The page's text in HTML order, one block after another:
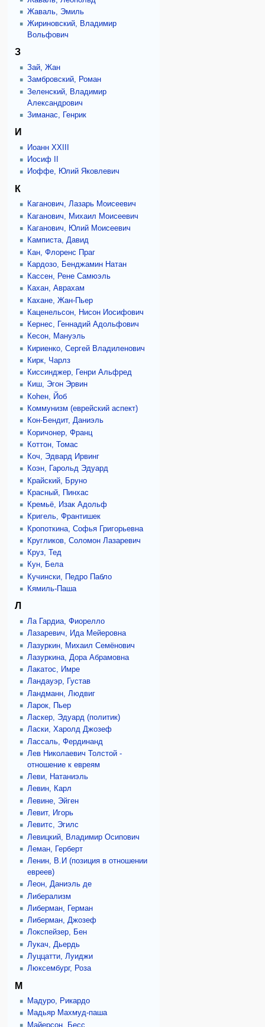
Жаваль, Эмиль
Жириновский, Владимир
Вольфович
З
Зай, Жан
Замбровский, Роман
Зеленский, Владимир
Александрович
Зиманас, Генрик
И
Иоанн XXIII
Иосиф II
Иоффе, Юлий Яковлевич
К
Каганович, Лазарь Моисеевич
Каганович, Михаил Моисеевич
Каганович, Юлий Моисеевич
Камписта, Давид
Кан, Флоренс Праг
Кардозо, Бенджамин Натан
Кассен, Рене Самюэль
Кахан, Аврахам
Кахане, Жан-Пьер
Каценельсон, Нисон Иосифович
Кернес, Геннадий Адольфович
Кесон, Мануэль
Кириенко, Сергей Владиленович
Кирк, Чарлз
Киссинджер, Генри Альфред
Киш, Эгон Эрвин
Коhен, Йоб
Коммунизм (еврейский аспект)
Кон-Бендит, Даниэль
Коричонер, Франц
Коттон, Томас
Коч, Эдвард Ирвинг
Коэн, Гарольд Эдуард
Крайский, Бруно
Красный, Пинхас
Кремьё, Изак Адольф
Кригель, Франтишек
Кропоткина, Софья Григорьевна
Кругликов, Соломон Лазаревич
Круз, Тед
Кун, Бела
Кучински, Педро Пабло
Кямиль-Паша
Л
Ла Гардиа, Фиорелло
Лазаревич, Ида Мейеровна
Лазуркин, Михаил Семёнович
Лазуркина, Дора Абрамовна
Лакатос, Имре
Ландауэр, Густав
Ландманн, Людвиг
Ларок, Пьер
Ласкер, Эдуард (политик)
Ласки, Харолд Джозеф
Лассаль, Фердинанд
Лев Николаевич Толстой -
отношение к евреям
Леви, Натаниэль
Левин, Карл
Левине, Эйген
Левит, Игорь
Левитс, Эгилс
Левицкий, Владимир Осипович
Леман, Герберт
Ленин, В.И (позиция в отношении
евреев)
Леон, Даниэль де
Либерализм
Либерман, Герман
Либерман, Джозеф
Локспейзер, Бен
Лукач, Дьердь
Луццатти, Луиджи
Люксембург, Роза
М
Мадуро, Рикардо
Мадьяр Махмуд-паша
Майерсон, Бесс